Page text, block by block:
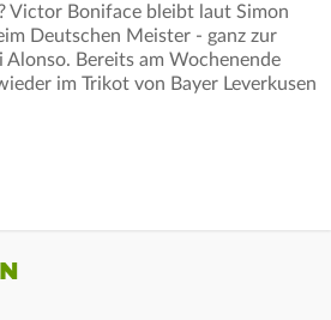
Victor Boniface bleibt laut Simon
Deutschen Meister - ganz zur
Alonso. Bereits am Wochenende
im Trikot von Bayer Leverkusen